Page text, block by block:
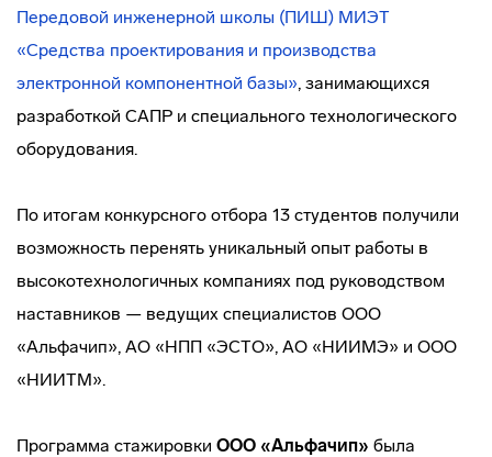
Передовой инженерной школы (ПИШ) МИЭТ
«Средства проектирования и производства
электронной компонентной базы», занимающихся
разработкой САПР и специального технологического
оборудования.
По итогам конкурсного отбора 13 студентов получили
возможность перенять уникальный опыт работы в
высокотехнологичных компаниях под руководством
наставников — ведущих специалистов ООО
«Альфачип», АО «НПП «ЭСТО», АО «НИИМЭ» и ООО
«НИИТМ».
Программа стажировки ООО «Альфачип» была